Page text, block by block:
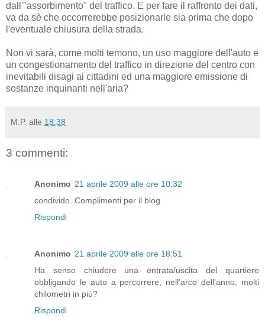
dall'"assorbimento" del traffico. E per fare il raffronto dei dati,
va da sè che occorrerebbe posizionarle sia prima che dopo
l'eventuale chiusura della strada.
Non vi sarà, come molti temono, un uso maggiore dell'auto e
un congestionamento del traffico in direzione del centro con
inevitabili disagi ai cittadini ed una maggiore emissione di
sostanze inquinanti nell'aria?
M.P. alle 18:38
3 commenti:
Anonimo 21 aprile 2009 alle ore 10:32
condivido. Complimenti per il blog
Rispondi
Anonimo 21 aprile 2009 alle ore 18:51
Ha senso chiudere una entrata/uscita del quartiere
obbligando le auto a percorrere, nell'arco dell'anno, molti
chilometri in più?
Rispondi